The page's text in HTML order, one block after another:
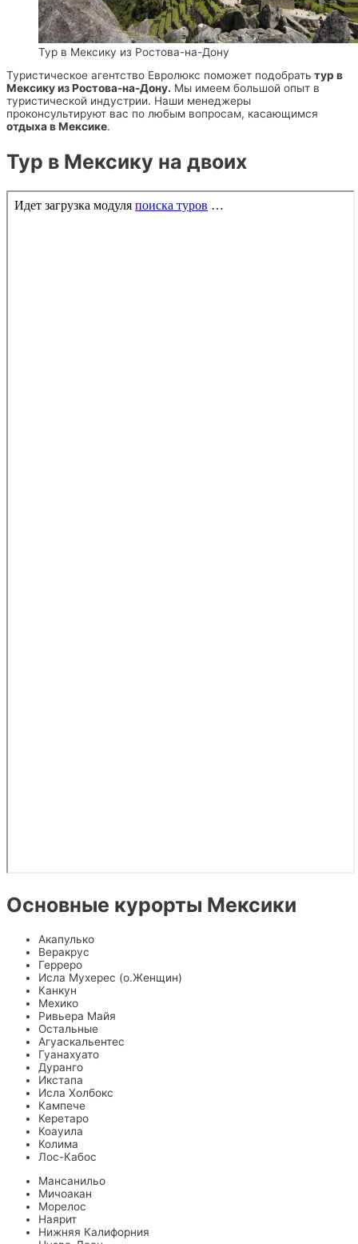
Тур в Мексику из Ростова-на-Дону
Туристическое агентство Евролюкс поможет подобрать тур в
Мексику из Ростова-на-Дону. Мы имеем большой опыт в
туристической индустрии. Наши менеджеры
проконсультируют вас по любым вопросам, касающимся
отдыха в Мексике.
Тур в Мексику на двоих
Основные курорты Мексики
Акапулько
Веракрус
Герреро
Исла Мухерес (о.Женщин)
Канкун
Мехико
Ривьера Майя
Остальные
Агуаскальентес
Гуанахуато
Дуранго
Икстапа
Исла Холбокс
Кампече
Керетаро
Коауила
Колима
Лос-Кабос
Мансанильо
Мичоакан
Морелос
Наярит
Нижняя Калифорния